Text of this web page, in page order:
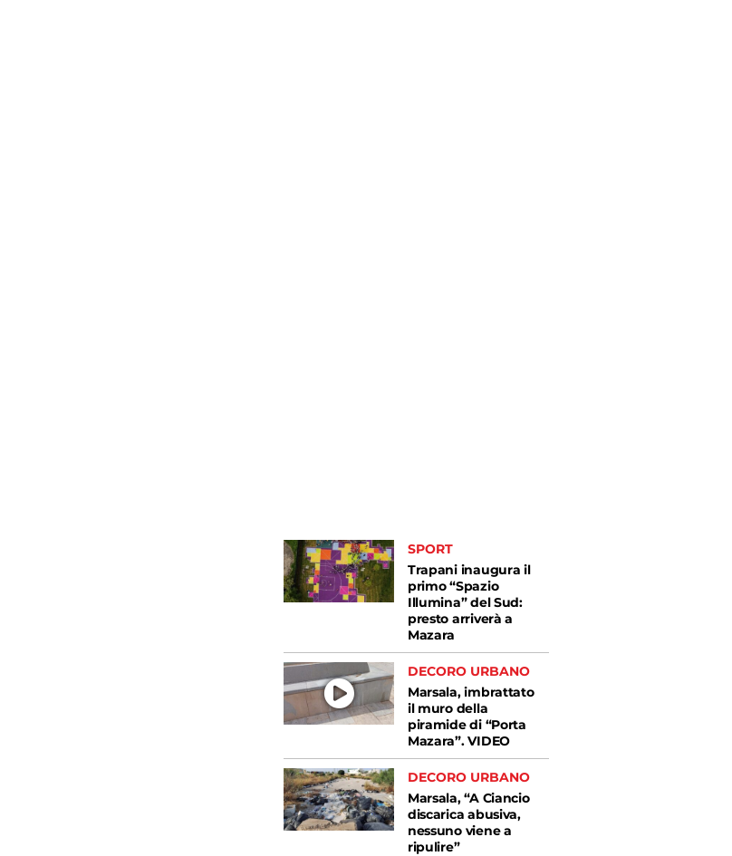
SPORT
Trapani inaugura il
primo “Spazio
Illumina” del Sud:
presto arriverà a
Mazara
DECORO URBANO
Marsala, imbrattato
il muro della
piramide di “Porta
Mazara”. VIDEO
DECORO URBANO
Marsala, “A Ciancio
discarica abusiva,
nessuno viene a
ripulire”